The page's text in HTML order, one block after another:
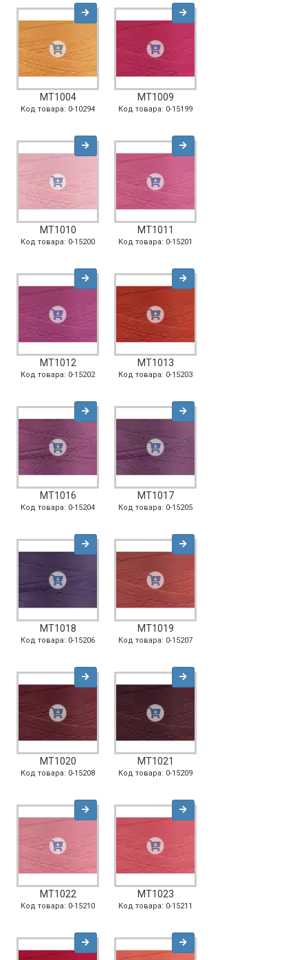
MT1004
Код товара: 0-10294
MT1009
Код товара: 0-15199
MT1010
Код товара: 0-15200
MT1011
Код товара: 0-15201
MT1012
Код товара: 0-15202
MT1013
Код товара: 0-15203
MT1016
Код товара: 0-15204
MT1017
Код товара: 0-15205
MT1018
Код товара: 0-15206
MT1019
Код товара: 0-15207
MT1020
Код товара: 0-15208
MT1021
Код товара: 0-15209
MT1022
Код товара: 0-15210
MT1023
Код товара: 0-15211